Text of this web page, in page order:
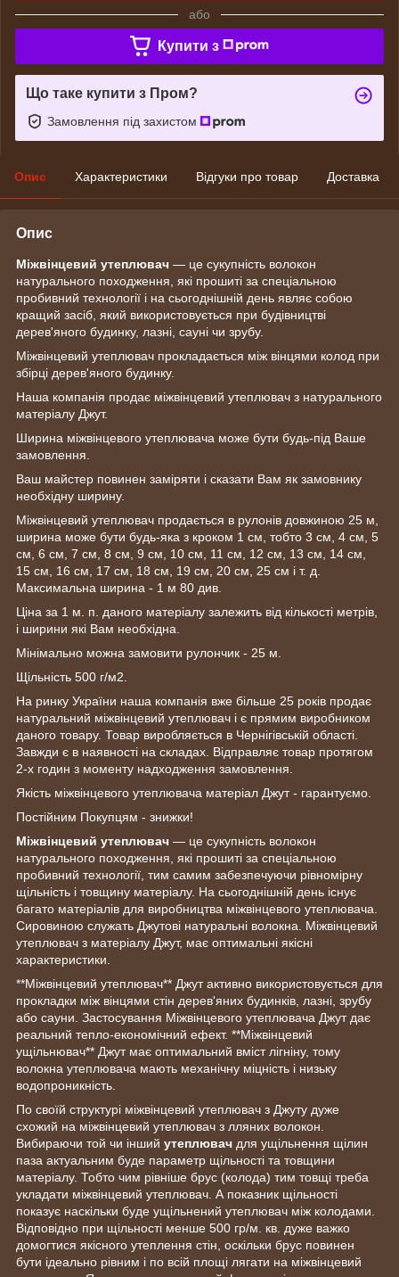
або
Купити з
Що таке купити з Пром?
Замовлення під захистом
Опис Характеристики Відгуки про товар Доставка
Опис
Міжвінцевий утеплювач — це сукупність волокон
натурального походження, які прошиті за спеціальною
пробивний технології і на сьогоднішній день являє собою
кращий засіб, який використовується при будівництві
дерев'яного будинку, лазні, сауні чи зрубу.
Міжвінцевий утеплювач прокладається між вінцями колод при
збірці дерев'яного будинку.
Наша компанія продає міжвінцевий утеплювач з натурального
матеріалу Джут.
Ширина міжвінцевого утеплювача може бути будь-під Ваше
замовлення.
Ваш майстер повинен заміряти і сказати Вам як замовнику
необхідну ширину.
Міжвінцевий утеплювач продається в рулонів довжиною 25 м,
ширина може бути будь-яка з кроком 1 см, тобто 3 см, 4 см, 5
см, 6 см, 7 см, 8 см, 9 см, 10 см, 11 см, 12 см, 13 см, 14 см,
15 см, 16 см, 17 см, 18 см, 19 см, 20 см, 25 см і т. д.
Максимальна ширина - 1 м 80 див.
Ціна за 1 м. п. даного матеріалу залежить від кількості метрів,
і ширини які Вам необхідна.
Мінімально можна замовити рулончик - 25 м.
Щільність 500 г/м2.
На ринку України наша компанія вже більше 25 років продає
натуральний міжвінцевий утеплювач і є прямим виробником
даного товару. Товар виробляється в Чернігівській області.
Завжди є в наявності на складах. Відправляє товар протягом
2-х годин з моменту надходження замовлення.
Якість міжвінцевого утеплювача матеріал Джут - гарантуємо.
Постійним Покупцям - знижки!
Міжвінцевий утеплювач — це сукупність волокон
натурального походження, які прошиті за спеціальною
пробивний технології, тим самим забезпечуючи рівномірну
щільність і товщину матеріалу. На сьогоднішній день існує
багато матеріалів для виробництва міжвінцевого утеплювача.
Сировиною служать Джутові натуральні волокна. Міжвінцевий
утеплювач з матеріалу Джут, має оптимальні якісні
характеристики.
**Міжвінцевий утеплювач** Джут активно використовується для
прокладки між вінцями стін дерев'яних будинків, лазні, зрубу
або сауни. Застосування Міжвінцевого утеплювача Джут дає
реальний тепло-економічний ефект. **Міжвінцевий
ущільнювач** Джут має оптимальний вміст лігніну, тому
волокна утеплювача мають механічну міцність і низьку
водопроникність.
По своїй структурі міжвінцевий утеплювач з Джуту дуже
схожий на міжвінцевий утеплювач з лляних волокон.
Вибираючи той чи інший утеплювач для ущільнення щілин
паза актуальним буде параметр щільності та товщини
матеріалу. Тобто чим рівніше брус (колода) тим товщі треба
укладати міжвінцевий утеплювач. А показник щільності
показує наскільки буде ущільнений утеплювач між колодами.
Відповідно при щільності менше 500 гр/м. кв. дуже важко
домогтися якісного утеплення стін, оскільки брус повинен
бути ідеально рівним і по всій площі лягати на міжвінцевий